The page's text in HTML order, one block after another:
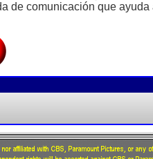
de comunicación que